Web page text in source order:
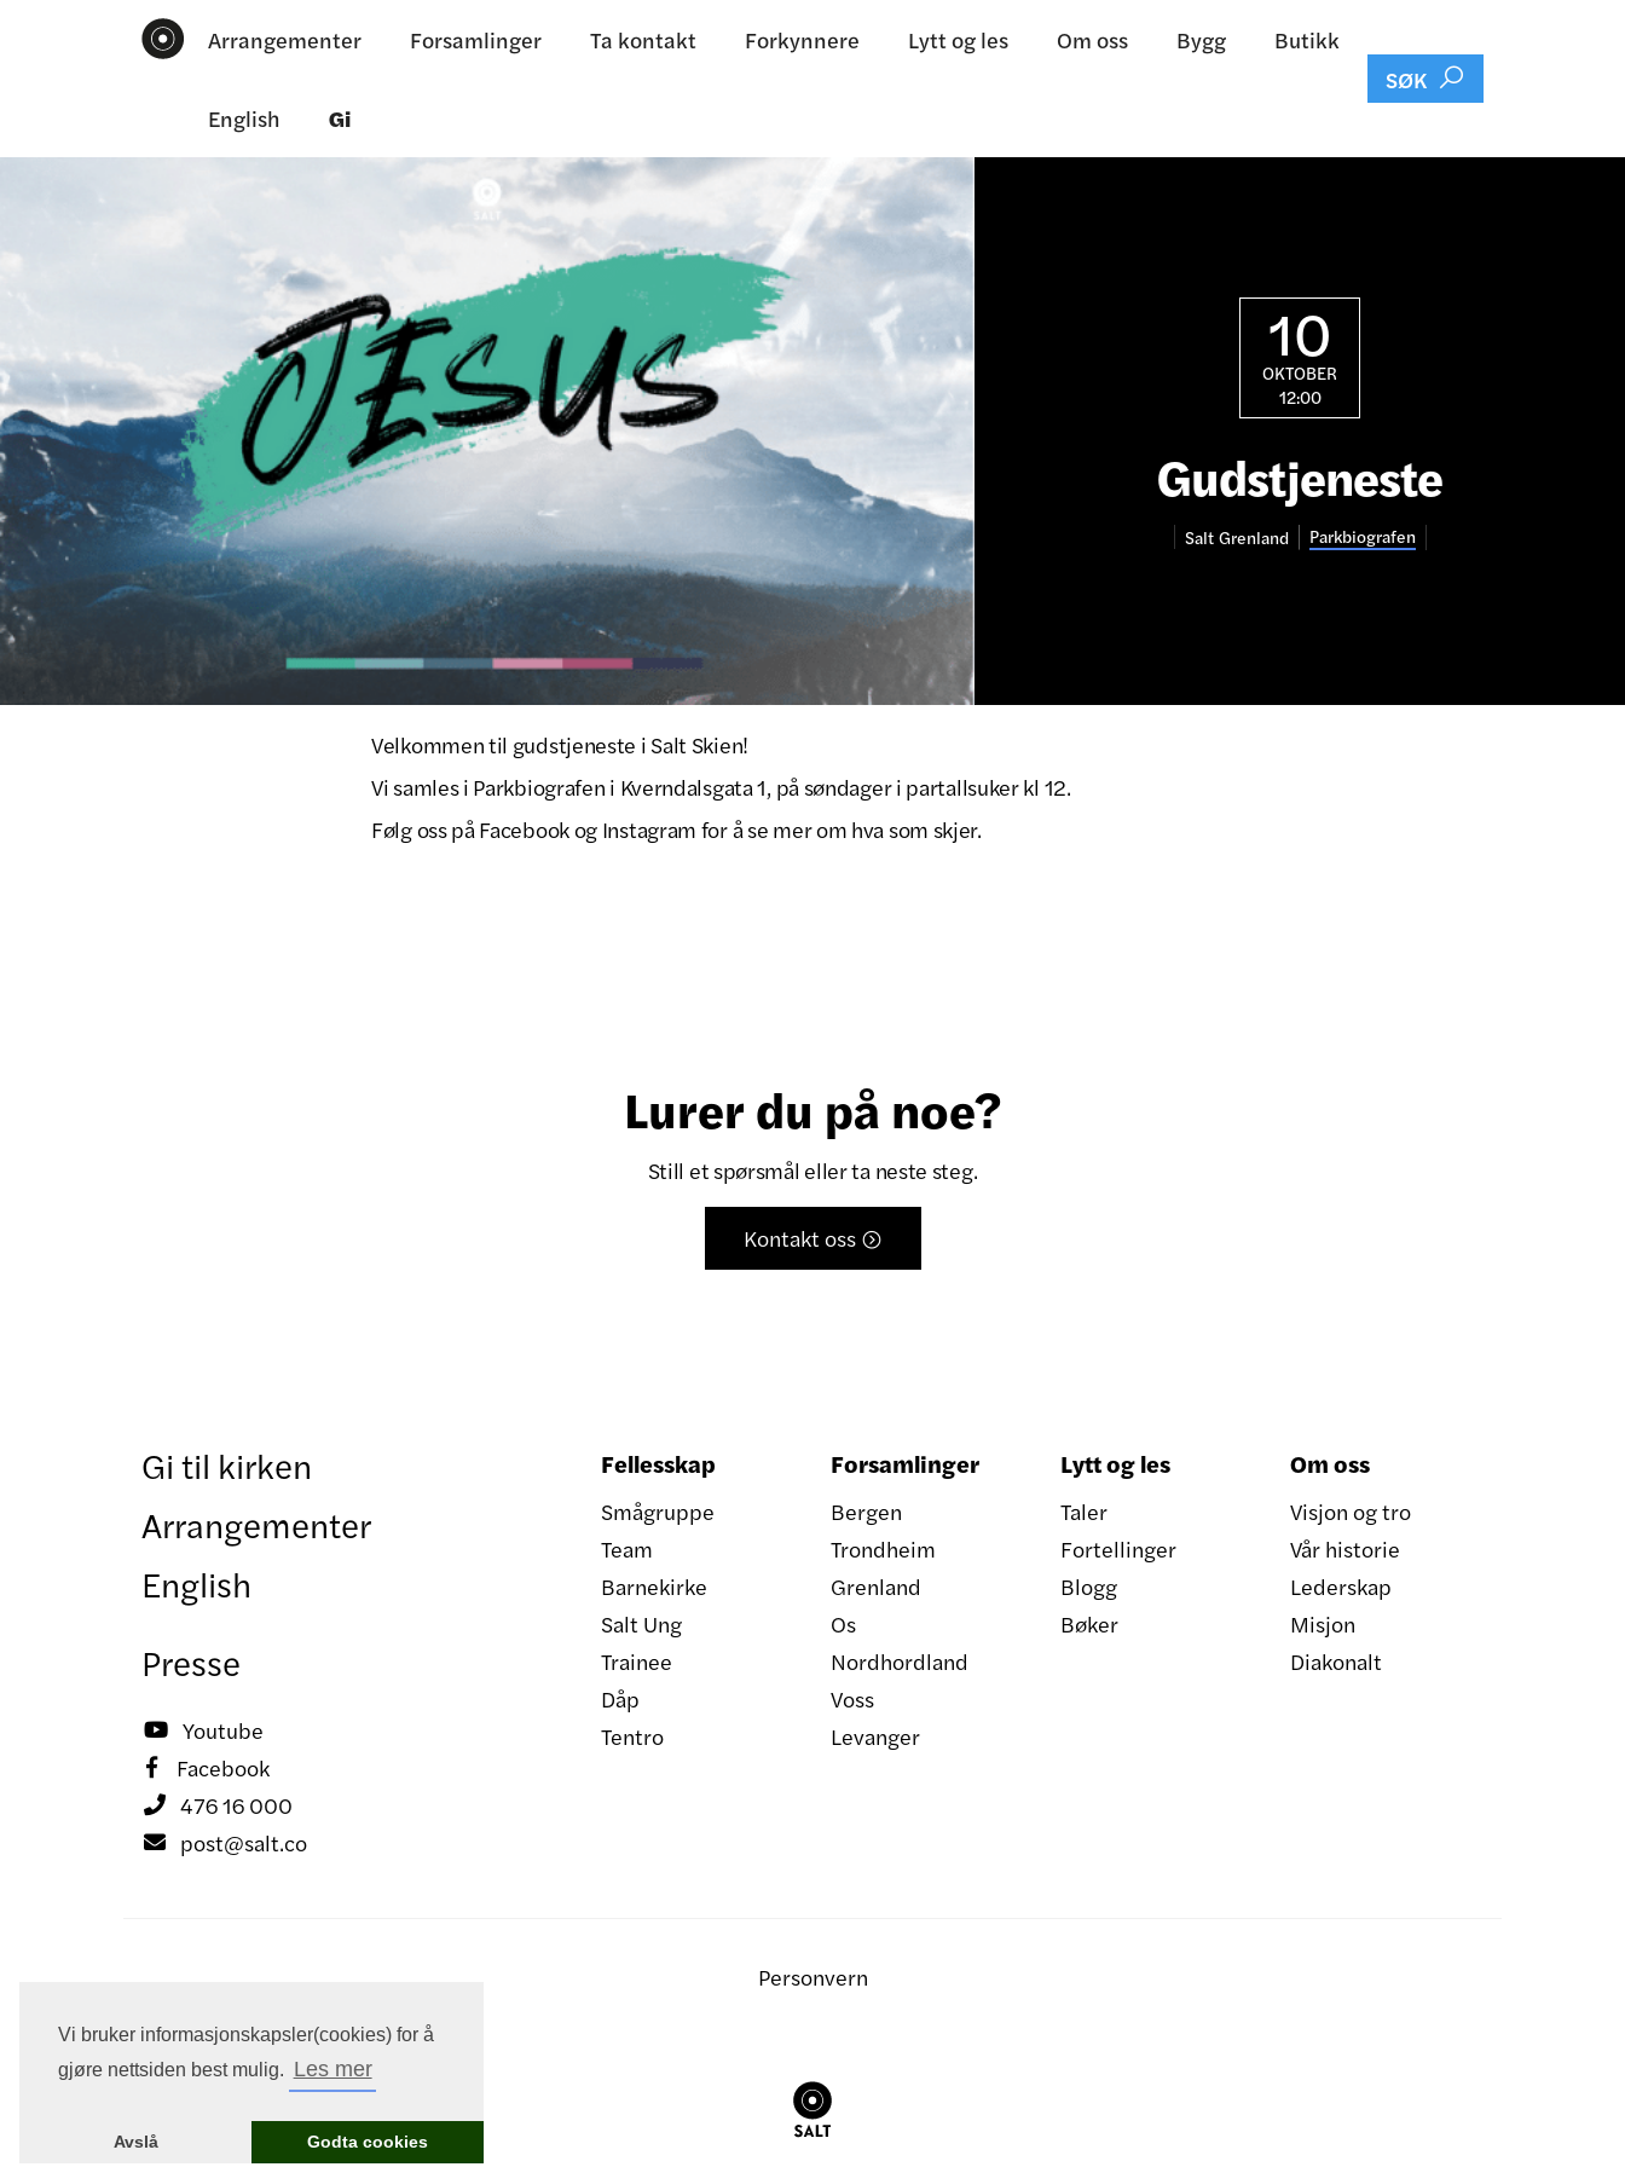
Vi bruker informasjonskapsler(cookies) for å
gjøre nettsiden best mulig. Les mer
Avslå Godta cookies
Arrangementer Forsamlinger Ta kontakt Forkynnere Lytt og les Om oss Bygg Butikk
English Gi
SØK 
10
OKTOBER
12:00
Gudstjeneste
Salt Grenland Parkbiografen
Velkommen til gudstjeneste i Salt Skien!
Vi samles i Parkbiografen i Kverndalsgata 1, på søndager i partallsuker kl 12.
Følg oss på Facebook og Instagram for å se mer om hva som skjer.
Lurer du på noe?
Still et spørsmål eller ta neste steg.
Kontakt oss 
Gi til kirken
Arrangementer
English
Presse
 Youtube
 Facebook
 476 16 000
 post@salt.co
Fellesskap
Smågruppe
Team
Barnekirke
Salt Ung
Trainee
Dåp
Tentro
Forsamlinger
Bergen
Trondheim
Grenland
Os
Nordhordland
Voss
Levanger
Lytt og les
Taler
Fortellinger
Blogg
Bøker
Om oss
Visjon og tro
Vår historie
Lederskap
Misjon
Diakonalt
Personvern